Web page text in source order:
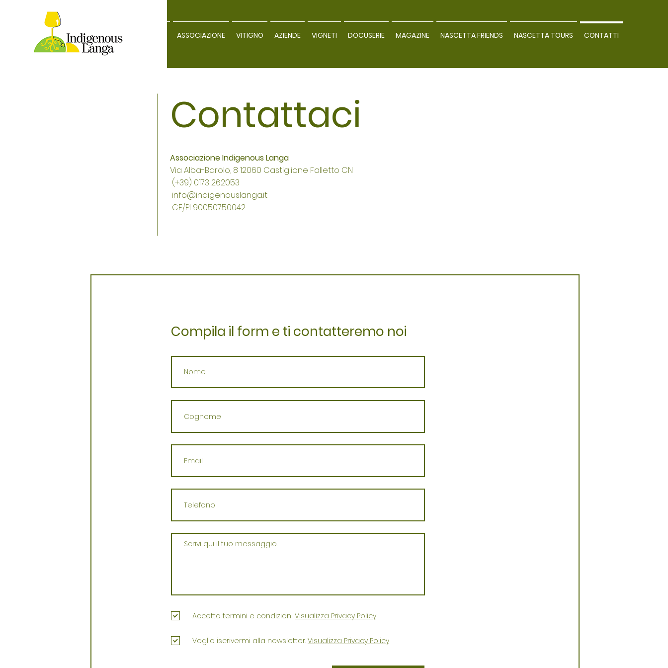
ASSOCIAZIONE VITIGNO AZIENDE VIGNETI DOCUSERIE MAGAZINE NASCETTA FRIENDS NASCETTA TOURS CONTATTI
Contattaci
Associazione Indigenous Langa
Via Alba-Barolo, 8 12060 Castiglione Falletto CN
(+39) 0173 262053
info@indigenouslanga.it
CF/PI 90050750042
Compila il form e ti contatteremo noi
Accetto termini e condizioni Visualizza Privacy Policy
Voglio iscrivermi alla newsletter. Visualizza Privacy Policy